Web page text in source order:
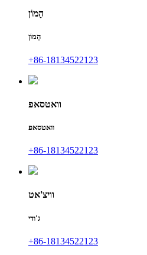
הָמוֹן
הָמוֹן
+86-18134522123
וואטסאפ
וואטסאפ
+86-18134522123
וויצ'אט
ג'ודי
+86-18134522123